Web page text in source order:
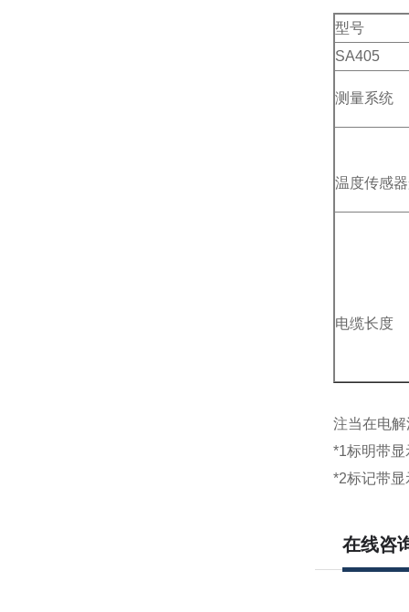
型号
SA405
测量系统
温度传感
电缆长度
注当在电
*1标明带
*2标记带
在线咨